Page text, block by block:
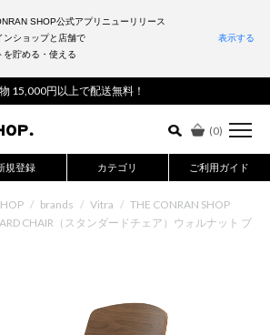
15,000円以上で配送無料！
(0)
規登録 カテゴリ ご利用ガイド
詳細検索はこちら
/ brands / Vitra / THE CONRAN SHOP
CHAIR（スタンダードチェア）ウォルナット ブ
SHOP公式アプリニューリリース
ンショップと店舗で
を貯める・使える
表示する